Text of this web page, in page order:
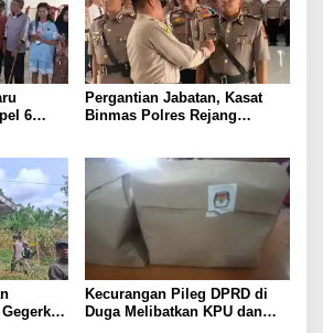
6
Pergantian Jabatan, Kasat
Binmas Polres Rejang
Kecurangan Pileg DPRD di
Duga Melibatkan KPU dan